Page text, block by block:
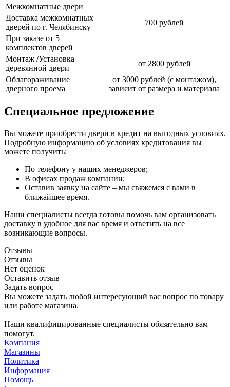
Межкомнатные двери
Доставка межкомнатных
дверей по г. Челябинску
700 рублей
При заказе от 5
комплектов дверей
Монтаж /Установка
деревянной двери
от 2800 рублей
Облагораживание
дверного проема
от 3000 рублей (с монтажом),
зависит от размера и материала
Специальное предложение
Вы можете приобрести двери в кредит на выгодных условиях.
Подробную информацию об условиях кредитования вы
можете получить:
По телефону у наших менеджеров;
В офисах продаж компании;
Оставив заявку на сайте – мы свяжемся с вами в
ближайшее время.
Наши специалисты всегда готовы помочь вам организовать
доставку в удобное для вас время и ответить на все
возникающие вопросы.
Отзывы
Отзывы
Нет оценок
Оставить отзыв
Задать вопрос
Вы можете задать любой интересующий вас вопрос по товару
или работе магазина.
Наши квалифицированные специалисты обязательно вам
помогут.
Компания
Магазины
Политика
Информация
Помощь